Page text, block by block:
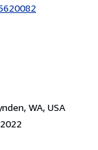
WA, USA